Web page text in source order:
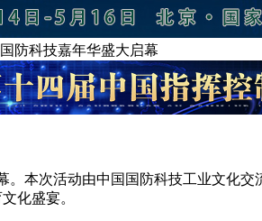
防科技嘉年华盛大启幕
。本次活动由中国国防科技工业文化
化盛宴。